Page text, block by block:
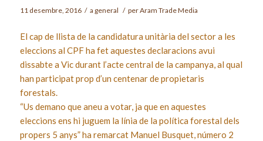
11 desembre, 2016 / a general / perAram Trade Media
El cap de llista de la candidatura unitària del sector a les
eleccions al CPF ha fet aquestes declaracions avui
dissabte a Vic durant l’acte central de la campanya, al qual
han participat prop d’un centenar de propietaris
forestals.
“Us demano que aneu a votar, ja que en aquestes
eleccions ens hi juguem la línia de la política forestal dels
propers 5 anys” ha remarcat Manuel Busquet, número 2